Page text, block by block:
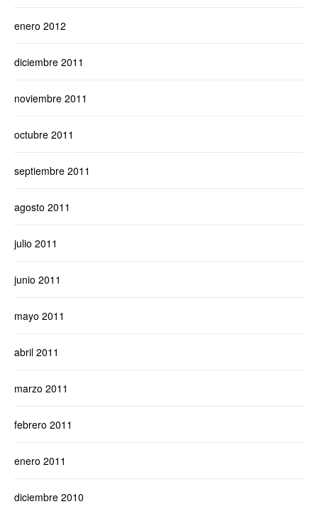
enero 2012
diciembre 2011
noviembre 2011
octubre 2011
septiembre 2011
agosto 2011
julio 2011
junio 2011
mayo 2011
abril 2011
marzo 2011
febrero 2011
enero 2011
diciembre 2010